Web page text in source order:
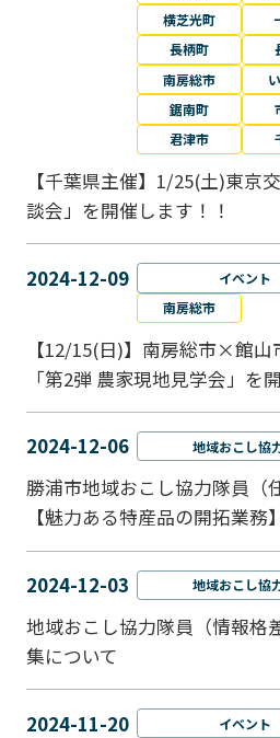
横芝光町
長柄町
南房総市
鋸南町
君津市
【千葉県主催】1/25(土)東京
談会」を開催します！！
2024-12-09 イベント
南房総市
【12/15(日)】南房総市×館
「第2弾 農家現地見学会」を
2024-12-06 地域おこし協
勝浦市地域おこし協力隊員（
【魅力ある特産品の開拓業務】
2024-12-03 地域おこし協
地域おこし協力隊員（情報格
集について
2024-11-20 イベント